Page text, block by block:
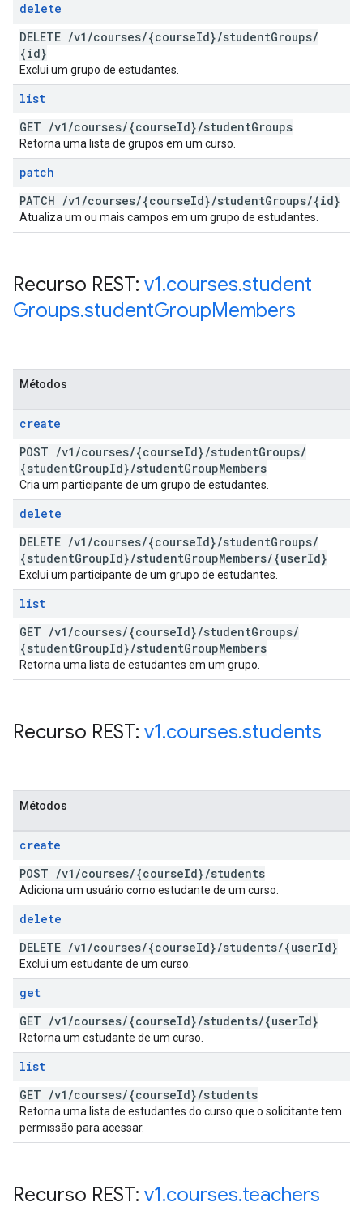
delete
DELETE /v1 /courses/{courseId}/studentGroups/
{id}
Exclui um grupo de estudantes.
list
GET /v1 /courses/{courseId}/studentGroups
Retorna uma lista de grupos em um curso.
patch
PATCH /v1 /courses/{courseId}/studentGroups/{id}
Atualiza um ou mais campos em um grupo de estudantes.
Recurso REST: v1.courses.student
Groups.studentGroupMembers
Métodos
create
POST /v1 /courses/{courseId}/studentGroups/
{studentGroupId}/studentGroupMembers
Cria um participante de um grupo de estudantes.
delete
DELETE /v1 /courses/{courseId}/studentGroups/
{studentGroupId}/studentGroupMembers/{userId}
Exclui um participante de um grupo de estudantes.
list
GET /v1 /courses/{courseId}/studentGroups/
{studentGroupId}/studentGroupMembers
Retorna uma lista de estudantes em um grupo.
Recurso REST: v1.courses.students
Métodos
create
POST /v1 /courses/{courseId}/students
Adiciona um usuário como estudante de um curso.
delete
DELETE /v1 /courses/{courseId}/students/{userId}
Exclui um estudante de um curso.
get
GET /v1 /courses/{courseId}/students/{userId}
Retorna um estudante de um curso.
list
GET /v1 /courses/{courseId}/students
Retorna uma lista de estudantes do curso que o solicitante tem
permissão para acessar.
Recurso REST: v1.courses.teachers